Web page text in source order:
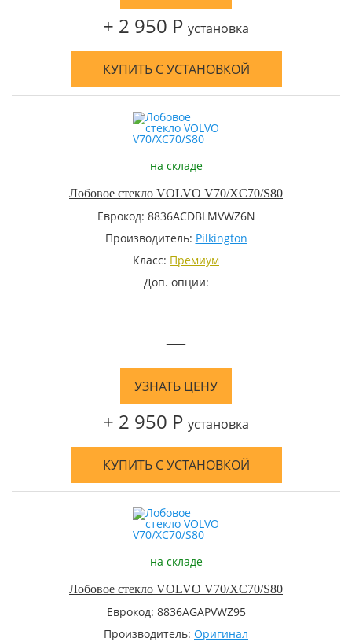
+ 2 950 Р установка
КУПИТЬ С УСТАНОВКОЙ
на складе
Лобовое стекло VOLVO V70/XC70/S80
Еврокод: 8836ACDBLMVWZ6N
Производитель: Pilkington
Класс: Премиум
Доп. опции:
—
УЗНАТЬ ЦЕНУ
+ 2 950 Р установка
КУПИТЬ С УСТАНОВКОЙ
на складе
Лобовое стекло VOLVO V70/XC70/S80
Еврокод: 8836AGAPVWZ95
Производитель: Оригинал